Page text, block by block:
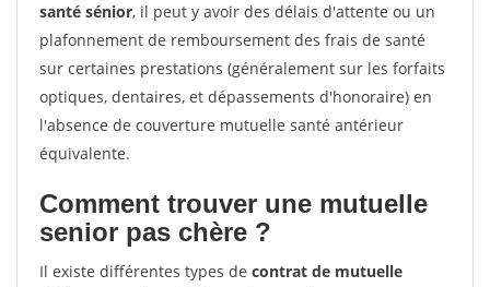
santé sénior, il peut y avoir des délais d'attente ou un
plafonnement de remboursement des frais de santé
sur certaines prestations (généralement sur les forfaits
optiques, dentaires, et dépassements d'honoraire) en
l'absence de couverture mutuelle santé antérieur
équivalente.
Comment trouver une mutuelle
senior pas chère ?
Il existe différentes types de contrat de mutuelle